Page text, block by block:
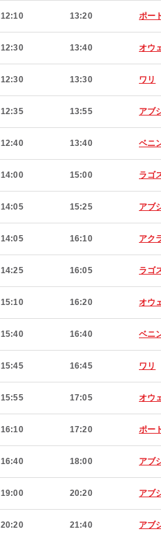
12:10 13:20 ポー
12:30 13:40 オウ
12:30 13:30 ワリ
12:35 13:55 アブ
12:40 13:40 ベニ
14:00 15:00 ラゴ
14:05 15:25 アブ
14:05 16:10 アク
14:25 16:05 ラゴ
15:10 16:20 オウ
15:40 16:40 ベニ
15:45 16:45 ワリ
15:55 17:05 オウ
16:10 17:20 ポー
16:40 18:00 アブ
19:00 20:20 アブ
20:20 21:40 アブ